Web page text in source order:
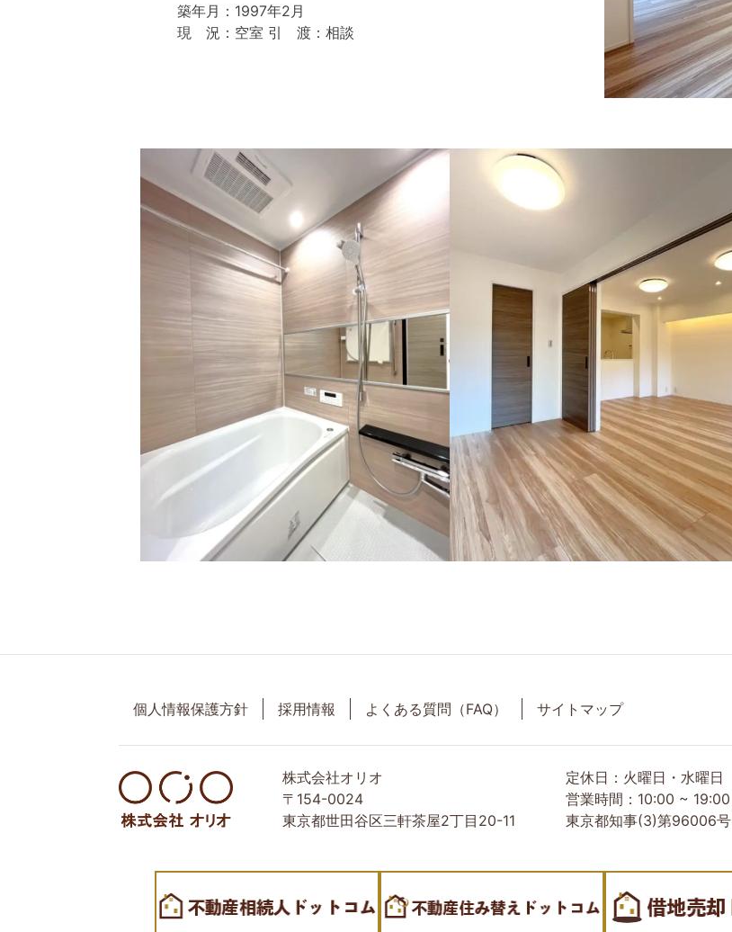
築年月：1997年2月
現 況：空室 引 渡：相談
個人情報保護方針 採用情報 よくある質問（FAQ） サイトマップ
株式会社オリオ
〒154-0024
東京都世田谷区三軒茶屋2丁目20-11
定休日：火曜日・水曜日
営業時間：10:00 ~ 19:00
東京都知事(3)第96006号